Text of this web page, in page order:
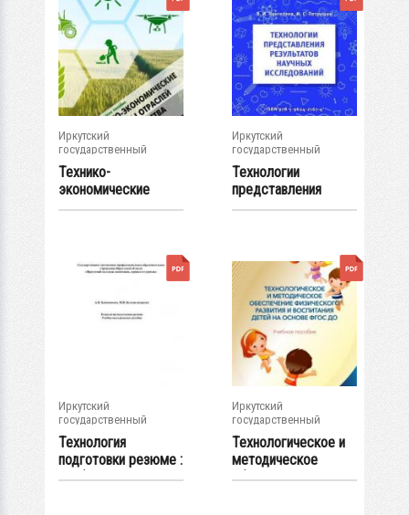
Иркутский
государственный
университет
Технико-
экономические
основы отраслей
Иркутский
государственный
университет
Технологии
представления
результатов
Иркутский
государственный
университет
Технология
подготовки резюме :
учеб.-метод....
Иркутский
государственный
университет
Технологическое и
методическое
обеспечение...